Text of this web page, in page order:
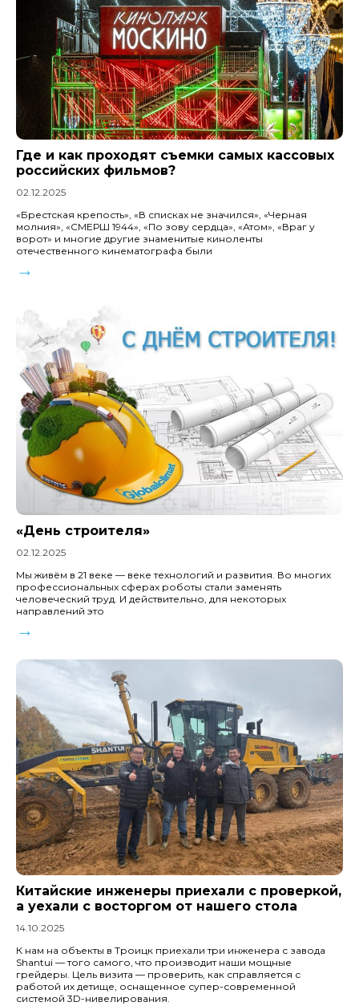
Где и как проходят съемки самых кассовых
российских фильмов?
02.12.2025
«Брестская крепость», «В списках не значился», «Черная
молния», «СМЕРШ 1944», «По зову сердца», «Атом», «Враг у
ворот» и многие другие знаменитые киноленты
отечественного кинематографа были
→
«День строителя»
02.12.2025
Мы живём в 21 веке — веке технологий и развития. Во многих
профессиональных сферах роботы стали заменять
человеческий труд. И действительно, для некоторых
направлений это
→
Китайские инженеры приехали с проверкой,
а уехали с восторгом от нашего стола
14.10.2025
К нам на объекты в Троицк приехали три инженера с завода
Shantui — того самого, что производит наши мощные
грейдеры. Цель визита — проверить, как справляется с
работой их детище, оснащенное супер-современной
системой 3D-нивелирования.